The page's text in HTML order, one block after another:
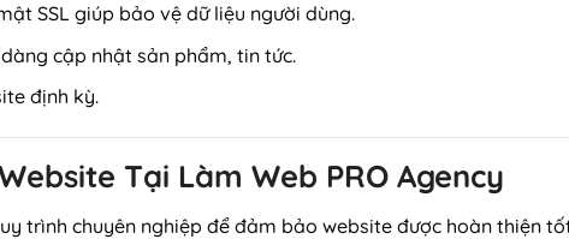
SSL giúp bảo vệ dữ liệu người dùng.
cập nhật sản phẩm, tin tức.
định kỳ.
Tại Làm Web PRO Agency
trình chuyên nghiệp để đảm bảo website được hoàn thiện